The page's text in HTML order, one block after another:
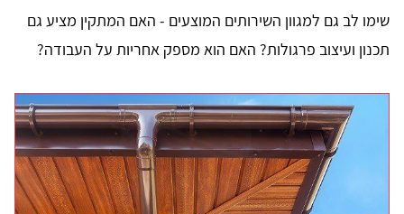
שימו לב גם למגוון השירותים המוצעים - האם המתקין מציע גם
תכנון ועיצוב פרגולות? האם הוא מספק אחריות על העבודה?